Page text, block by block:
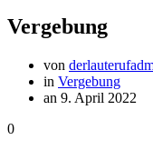
Vergebung
von
in Vergebung
an 9. April 2022
0